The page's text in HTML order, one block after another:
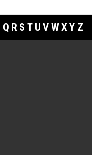
Q R S T U V WXY Z